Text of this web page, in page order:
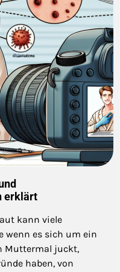
erklärt
kann viele
wenn es sich um ein
Muttermal juckt,
haben, von